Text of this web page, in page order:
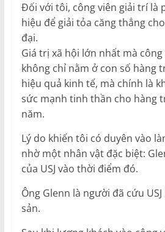
Đối với tôi, công viên giải trí là
hiệu để giải tỏa căng thẳng
đại.
Giá trị xã hội lớn nhất mà
không chỉ nằm ở con số hàng
hiệu quả kinh tế, mà chính là
sức mạnh tinh thần cho hàng
năm.
Lý do khiến tôi có duyên vào
nhờ một nhân vật đặc biệt:
của USJ vào thời điểm đó.
Ông Glenn là người đã cứu
sản.